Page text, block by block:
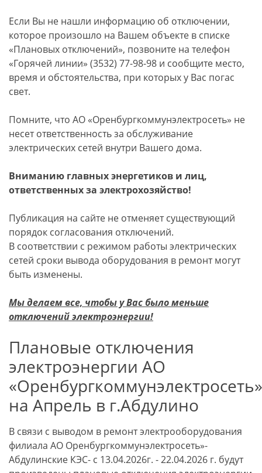
Если Вы не нашли информацию об отключении,
которое произошло на Вашем объекте в списке
«Плановых отключений», позвоните на телефон
«Горячей линии» (3532) 77-98-98 и сообщите место,
время и обстоятельства, при которых у Вас погас
свет.
Помните, что АО «Оренбургкоммунэлектросеть» не
несет ответственность за обслуживание
электрических сетей внутри Вашего дома.
Вниманию главных энергетиков и лиц,
ответственных за электрохозяйство!
Публикация на сайте не отменяет существующий
порядок согласования отключений.
В соответствии с режимом работы электрических
сетей сроки вывода оборудования в ремонт могут
быть изменены.
Мы делаем все, чтобы у Вас было меньше
отключений электроэнергии!
Плановые отключения
электроэнергии АО
«Оренбургкоммунэлектросеть»
на Апрель в г.Абдулино
В связи с выводом в ремонт электрооборудования
филиала АО Оренбургкоммунэлектросеть»-
Абдулинские КЭС- с 13.04.2026г. - 22.04.2026 г. будут